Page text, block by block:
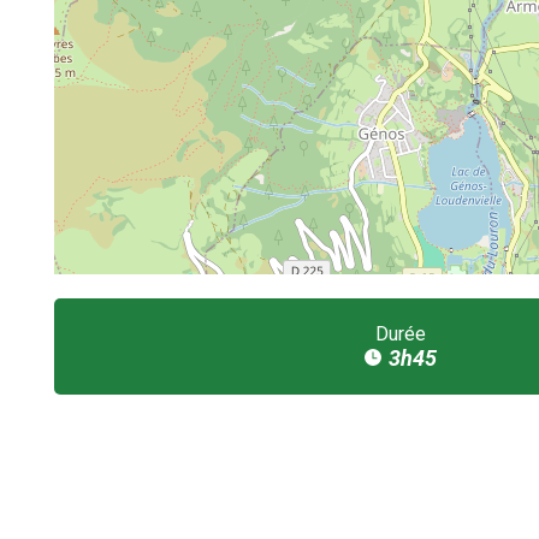
Durée
3h45